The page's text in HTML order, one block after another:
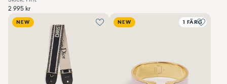
Ordinarie pris
2 995 kr
Ordinarie pris
Reapris
2 995 kr
NEW 1 FÄRG
NEW